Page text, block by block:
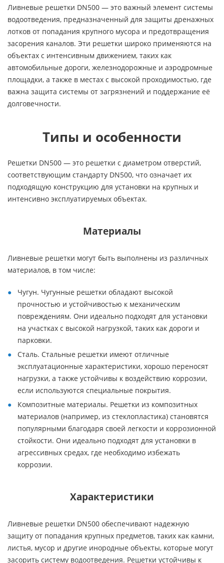
Ливневые решетки DN500 — это важный элемент системы
водоотведения, предназначенный для защиты дренажных
лотков от попадания крупного мусора и предотвращения
засорения каналов. Эти решетки широко применяются на
объектах с интенсивным движением, таких как
автомобильные дороги, железнодорожные и аэродромные
площадки, а также в местах с высокой проходимостью, где
важна защита системы от загрязнений и поддержание её
долговечности.
Типы и особенности
Решетки DN500 — это решетки с диаметром отверстий,
соответствующим стандарту DN500, что означает их
подходящую конструкцию для установки на крупных и
интенсивно эксплуатируемых объектах.
Материалы
Ливневые решетки могут быть выполнены из различных
материалов, в том числе:
Чугун. Чугунные решетки обладают высокой
прочностью и устойчивостью к механическим
повреждениям. Они идеально подходят для установки
на участках с высокой нагрузкой, таких как дороги и
парковки.
Сталь. Стальные решетки имеют отличные
эксплуатационные характеристики, хорошо переносят
нагрузки, а также устойчивы к воздействию коррозии,
если используются специальные покрытия.
Композитные материалы. Решетки из композитных
материалов (например, из стеклопластика) становятся
популярными благодаря своей легкости и коррозионной
стойкости. Они идеально подходят для установки в
агрессивных средах, где необходимо избежать
коррозии.
Характеристики
Ливневые решетки DN500 обеспечивают надежную
защиту от попадания крупных предметов, таких как камни,
листья, мусор и другие инородные объекты, которые могут
засорить систему водоотведения. Решетки устойчивы к